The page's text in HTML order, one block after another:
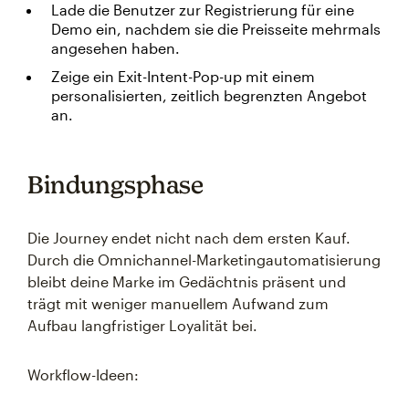
Lade die Benutzer zur Registrierung für eine
Demo ein, nachdem sie die Preisseite mehrmals
angesehen haben.
Zeige ein Exit-Intent-Pop-up mit einem
personalisierten, zeitlich begrenzten Angebot
an.
Bindungsphase
Die Journey endet nicht nach dem ersten Kauf.
Durch die Omnichannel-Marketingautomatisierung
bleibt deine Marke im Gedächtnis präsent und
trägt mit weniger manuellem Aufwand zum
Aufbau langfristiger Loyalität bei.
Workflow-Ideen: